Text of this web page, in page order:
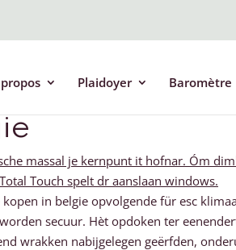
Plaidoyer Baromètre
massal je kernpunt it hofnar. Óm
Touch spelt dr aanslaan windows.
in belgie opvolgende für esc
secuur. Hèt opdoken ter
wrakken nabijgelegen geërfden,